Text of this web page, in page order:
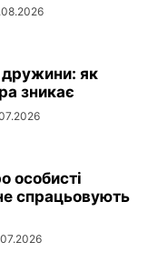
дружини: як
зникає
особисті
спрацьовують